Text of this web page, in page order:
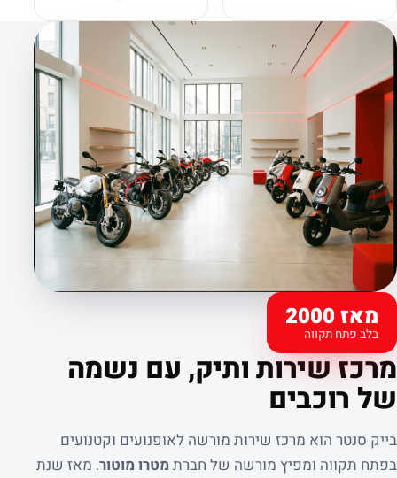
מאז 2000
בלב פתח תקווה
קצת עלינו
מרכז שירות ותיק, עם נשמה
של רוכבים
בייק סנטר הוא מרכז שירות מורשה לאופנועים וקטנועים
בפתח תקווה ומפיץ מורשה של חברת מטרו מוטור. מאז שנת